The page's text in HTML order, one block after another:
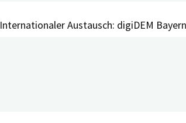
Internationaler Austausch: digiDEM